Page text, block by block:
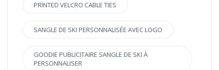
PRINTED VELCRO CABLE TIES
SANGLE DE SKI PERSONNALISÉE AVEC LOGO
GOODIE PUBLICITAIRE SANGLE DE SKI À
PERSONNALISER